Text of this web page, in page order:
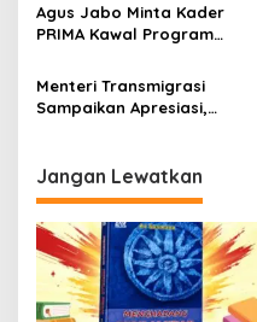
s
Agus Jabo Minta Kader
PRIMA Kawal Program
Prabowo
Menteri Transmigrasi
Sampaikan Apresiasi,
Kembali
Jangan Lewatkan